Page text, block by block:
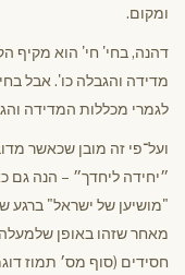
ומקום.
דהנה, בחי' חי' הוא מקיף
מדידה והגבלה כו'. אבל
לגמרי מכללות המדידה
ועל־פי זה מובן שכאשר
״יחידה ליחדך״ – הנה גם
"מושיען של ישראל" ברגע
מאחר שזהו באופן
חסידים (סוף מס׳ תמוז